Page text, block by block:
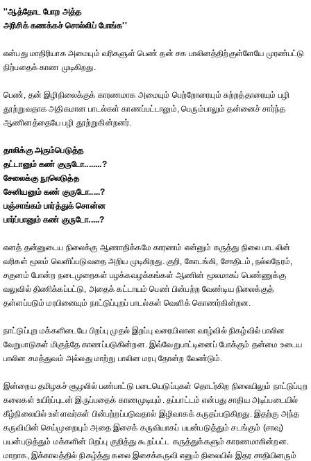
''ஆத்தோட போற அத்த
அரிசிக் கணக்கச் சொல்லிப் போங்க''
என்பது மாதிரியாக அமையும் வரிகளுள் பெண் தன் சக பாலினத்திற்குள்ளேயே முரண்பட்டு
நிற்பதைக் காண முடிகிறது.
பெண், தன் இழிநிலைக்குக் காரணமாக அமையும் பெற்றோரையும் சுற்றத்தாரையும் பழி
தூற்றுவதாக அதிகமான பாடல்கள் காணப்பட்டாலும், பெரும்பாலும் தன்னைச் சார்ந்த
ஆணினத்தையே பழி தூற்றுகின்றனர்.
தாலிக்கு அரும்பெடுத்த
தட்டானும் கண் குருடோ........?
சேலைக்கு நூலெடுத்த
சேனியனும் கண் குருடோ.....?
பஞ்சாங்கம் பார்த்துக் சொன்ன
பார்ப்பானும் கண் குருடோ.....?
எனத் தன்னுடைய நிலைக்கு ஆணாதிக்கமே காரணம் என்னும் கருத்து நிலை பாடலின்
வரிகள் மூலம் வெளிப்படுவதை அறிய முடிகிறது. குறி, கோடங்கி, சோதிடம், நல்லநேரம்,
சகுனம் போன்ற நடைமுறைகள் பழக்கவழக்கங்கள் ஆணின் மூலமாகப் பெண்ணுக்கு
வலுவில் திணிக்கப்பட்டு, அதைக் கட்டாயம் பெண் பின்பற்ற வேண்டிய நிலைக்குத்
தள்ளப்படும் மரபினையும் நாட்டுப்புறப் பாடல்கள் வெளிக் கொணர்கின்றன.
நாட்டுப்புற மக்களிடையே பிறப்பு முதல் இறப்பு வரையிலான வாழ்வில் நிகழ்வில் பாலின
வேறுபாடுகள் மிகுந்தே காணப்படுகின்றன. இவ்வேறுபாட்டினைப் போக்கும் தன்மை உடைய
பாலின சமத்துவம் அல்லது மாற்று பாலின மரபு தோன்ற வேண்டும்.
இன்றைய தமிழகச் சூழலில் பண்பாட்டு படையெடுப்புகள் தொடர்கிற நிலையிலும் நாட்டுப்புற
கலைகள் உயிர்ப்புடன் இருப்பதைக் காணமுடியும். தப்பாட்டம் என்பது சாதிய அடிப்படையில்
கீழ்நிலையில் உள்ளவர்கள் பின்பற்றப்படுவதால் இழிவாகக் கருதப்படுகிறது. இதற்கு அந்த
கருவியின் செய்முறையும் அதை இசைக் கருவியாகப் பயன்படுத்தும் சடங்கும் (சாவு)
பயன்படுத்தும் மக்களின் பிறப்பு குறித்து கூறப்பட்ட கருத்துக்களும் காரணமாகின்றன.
மாறாக, இக்காலத்தில் நிகழ்த்து கலை இசைக்கருவி எனும் நிலையில் இதர சாதியினரும்